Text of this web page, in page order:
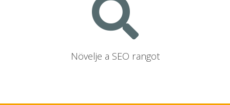
Növelje a SEO rangot